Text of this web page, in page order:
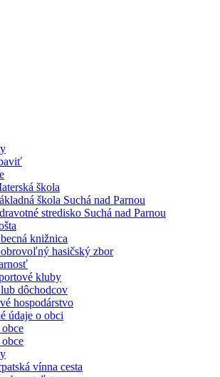
škola
škola Suchá nad Parnou
stredisko Suchá nad Parnou
knižnica
hasičský zbor
kluby
dôchodcov
hospodárstvo
údaje o obci
vínna cesta